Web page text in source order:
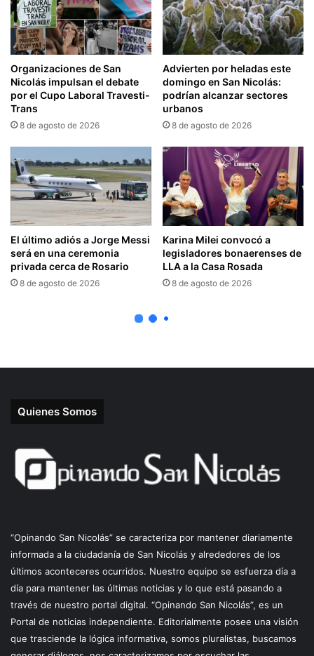
Quienes Somos
“Opinando San Nicolás” se caracteriza por mantener diariamente
informada a la ciudadanía de San Nicolás y alrededores de los
últimos aconteceres ocurridos. Nuestro equipo se esfuerza día a
día para mantener las últimas noticias y lo que está pasando a
través de nuestro portal digital. “Opinando San Nicolás”, es un
Portal de noticias independiente. Editorialmente posee una visión
que trasciende la lógica informativa, somos pluralistas, buscamos